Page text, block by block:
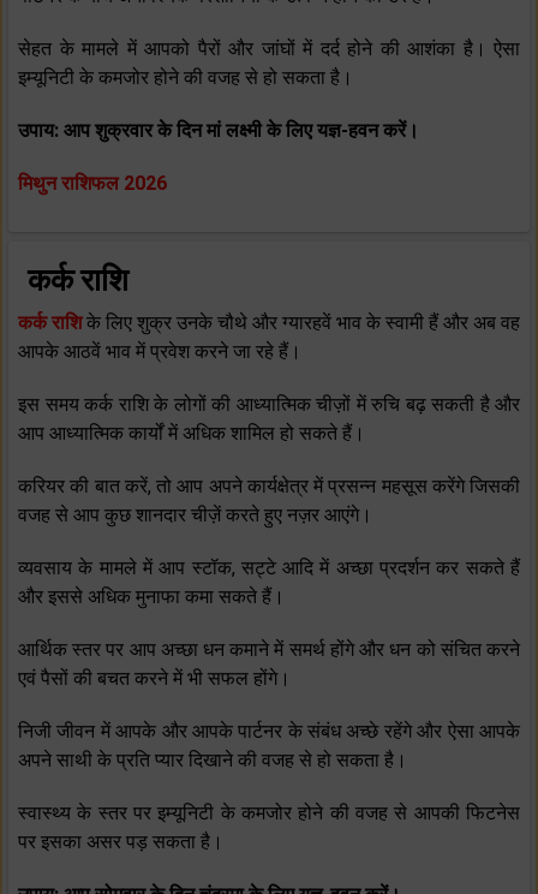
सेहत के मामले में आपको पैरों और जांघों में दर्द होने की आशंका है। ऐसा
इम्‍यूनिटी के कमजोर होने की वजह से हो सकता है।
उपाय: आप शुक्रवार के दिन मां लक्ष्‍मी के लिए यज्ञ-हवन करें।
मिथुन राशिफल 2026
कर्क राशि
कर्क राशिके लिए शुक्र उनके चौथे और ग्‍यारहवें भाव के स्‍वामी हैं और अब वह
आपके आठवें भाव में प्रवेश करने जा रहे हैं।
इस समय कर्क राशि के लोगों की आध्‍यात्मिक चीज़ों में रुचि बढ़ सकती है और
आप आध्‍यात्मिक कार्यों में अधिक शामिल हो सकते हैं।
करियर की बात करें, तो आप अपने कार्यक्षेत्र में प्रसन्‍न महसूस करेंगे जिसकी
वजह से आप कुछ शानदार चीज़ें करते हुए नज़र आएंगे।
व्‍यवसाय के मामले में आप स्‍टॉक, सट्टे आदि में अच्‍छा प्रदर्शन कर सकते हैं
और इससे अधिक मुनाफा कमा सकते हैं।
आर्थिक स्‍तर पर आप अच्‍छा धन कमाने में समर्थ होंगे और धन को संचित करने
एवं पैसों की बचत करने में भी सफल होंगे।
निजी जीवन में आपके और आपके पार्टनर के संबंध अच्‍छे रहेंगे और ऐसा आपके
अपने साथी के प्रति प्‍यार दिखाने की वजह से हो सकता है।
स्‍वास्‍थ्‍य के स्‍तर पर इम्‍यूनिटी के कमजोर होने की वजह से आपकी फिटनेस
पर इसका असर पड़ सकता है।